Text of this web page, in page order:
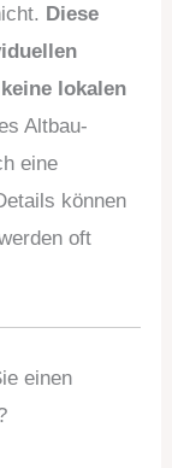
Diese
lokalen
Altbau-
eine
können
oft
einen